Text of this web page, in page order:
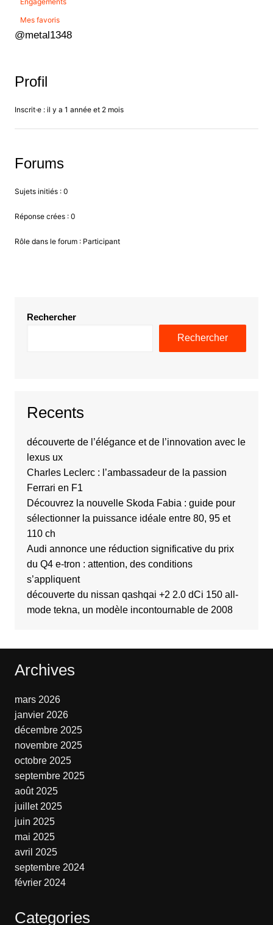
Mes favoris
@metal1348
Profil
Inscrit·e : il y a 1 année et 2 mois
Forums
Sujets initiés : 0
Réponse crées : 0
Rôle dans le forum : Participant
Rechercher
Rechercher
Recents
découverte de l’élégance et de l’innovation avec le
lexus ux
Charles Leclerc : l’ambassadeur de la passion
Ferrari en F1
Découvrez la nouvelle Skoda Fabia : guide pour
sélectionner la puissance idéale entre 80, 95 et
110 ch
Audi annonce une réduction significative du prix
du Q4 e-tron : attention, des conditions
s’appliquent
découverte du nissan qashqai +2 2.0 dCi 150 all-
mode tekna, un modèle incontournable de 2008
Archives
mars 2026
janvier 2026
décembre 2025
novembre 2025
octobre 2025
septembre 2025
août 2025
juillet 2025
juin 2025
mai 2025
avril 2025
septembre 2024
février 2024
Categories